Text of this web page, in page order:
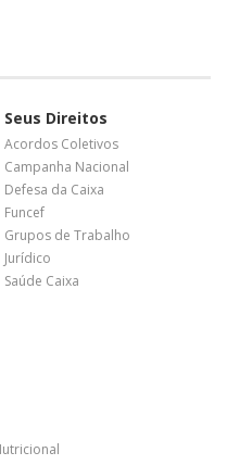
Seus Direitos
Acordos Coletivos
Campanha Nacional
Defesa da Caixa
Funcef
Grupos de Trabalho
Jurídico
Saúde Caixa